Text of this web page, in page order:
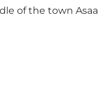
of the town Asaa